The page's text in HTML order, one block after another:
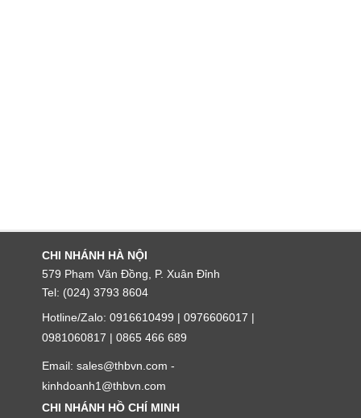
CHI NHÁNH HÀ NỘI
579 Phạm Văn Đồng, P. Xuân Đỉnh
Tel: (024) 3793 8604
Hotline/Zalo: 0916610499 | 0976606017 |
0981060817 | 0865 466 689
Email: sales@thbvn.com -
kinhdoanh1@thbvn.com
CHI NHÁNH HỒ CHÍ MINH